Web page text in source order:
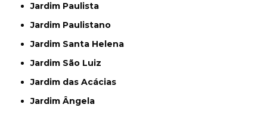
Jardim Paulista
Jardim Paulistano
Jardim Santa Helena
Jardim São Luiz
Jardim das Acácias
Jardim Ângela